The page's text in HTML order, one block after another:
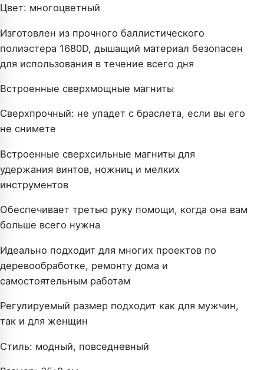
Цвет: многоцветный
Изготовлен из прочного баллистического
полиэстера 1680D, дышащий материал безопасен
для использования в течение всего дня
Встроенные сверхмощные магниты
Сверхпрочный: не упадет с браслета, если вы его
не снимете
Встроенные сверхсильные магниты для
удержания винтов, ножниц и мелких
инструментов
Обеспечивает третью руку помощи, когда она вам
больше всего нужна
Идеально подходит для многих проектов по
деревообработке, ремонту дома и
самостоятельным работам
Регулируемый размер подходит как для мужчин,
так и для женщин
Стиль: модный, повседневный